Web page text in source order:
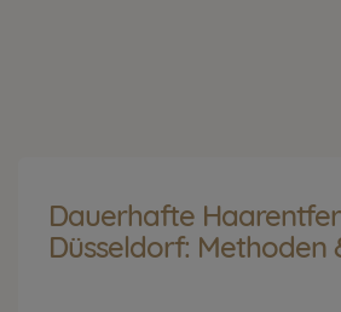
Dauerhafte
Düsseldorf: Methoden